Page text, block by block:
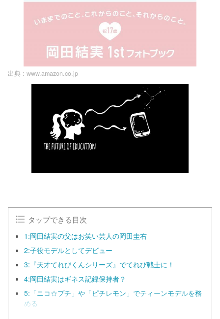
出典 : www.amazon.co.jp
タップできる目次
1:岡田結実の父はお笑い芸人の岡田圭右
2:子役モデルとしてデビュー
3:『天才てれびくんシリーズ』でてれび戦士に！
4:岡田結実はギネス記録保持者？
5:「ニコ☆プチ」や「ピチレモン」でティーンモデルを務
める